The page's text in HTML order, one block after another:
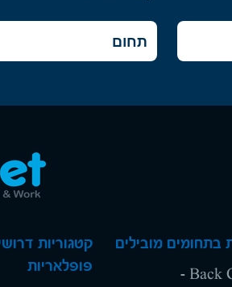
בתחומים מובילים
Back Office -
קטגוריות
פופלאריות